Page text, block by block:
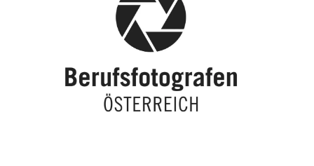
Referenzen und
Hochzeitslocations OÖ